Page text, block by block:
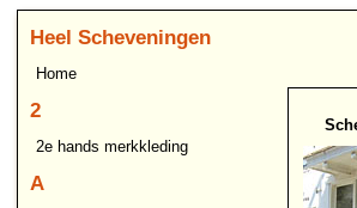
Heel Scheveningen
Home
2
2e hands merkkleding
A